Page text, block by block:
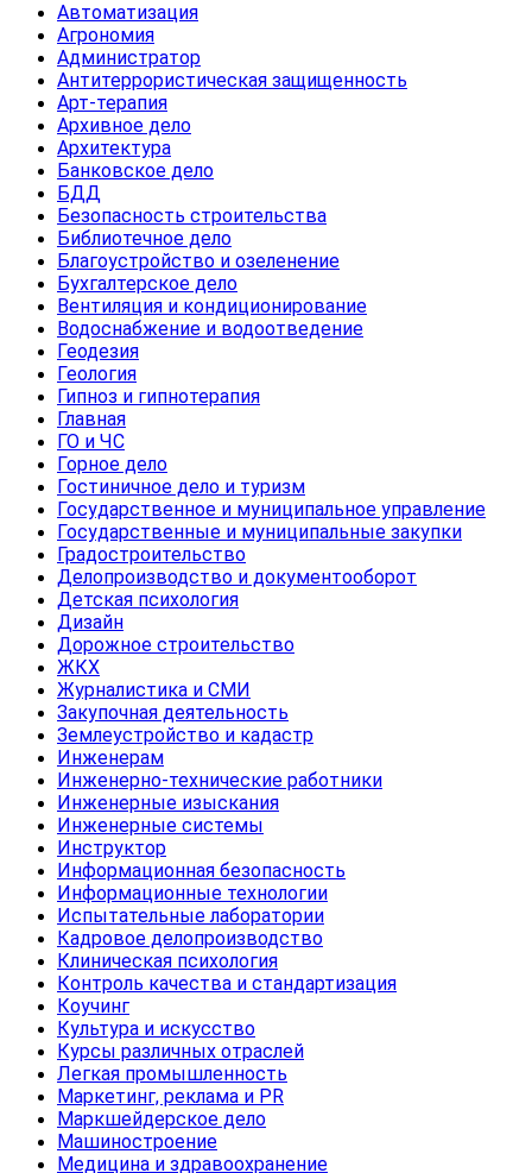
Автоматизация
Агрономия
Администратор
Антитеррористическая защищенность
Арт-терапия
Архивное дело
Архитектура
Банковское дело
БДД
Безопасность строительства
Библиотечное дело
Благоустройство и озеленение
Бухгалтерское дело
Вентиляция и кондиционирование
Водоснабжение и водоотведение
Геодезия
Геология
Гипноз и гипнотерапия
Главная
ГО и ЧС
Горное дело
Гостиничное дело и туризм
Государственное и муниципальное управление
Государственные и муниципальные закупки
Градостроительство
Делопроизводство и документооборот
Детская психология
Дизайн
Дорожное строительство
ЖКХ
Журналистика и СМИ
Закупочная деятельность
Землеустройство и кадастр
Инженерам
Инженерно-технические работники
Инженерные изыскания
Инженерные системы
Инструктор
Информационная безопасность
Информационные технологии
Испытательные лаборатории
Кадровое делопроизводство
Клиническая психология
Контроль качества и стандартизация
Коучинг
Культура и искусство
Курсы различных отраслей
Легкая промышленность
Маркетинг, реклама и PR
Маркшейдерское дело
Машиностроение
Медицина и здравоохранение